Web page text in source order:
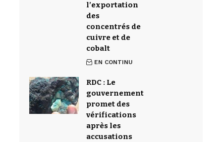
l’exportation
des
concentrés de
cuivre et de
cobalt
EN CONTINU
RDC : Le
gouvernement
promet des
vérifications
après les
accusations